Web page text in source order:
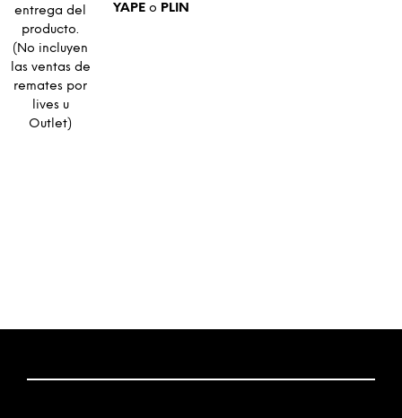
entrega del
producto.
(No incluyen
las ventas de
remates por
lives u
Outlet)
YAPEo PLIN